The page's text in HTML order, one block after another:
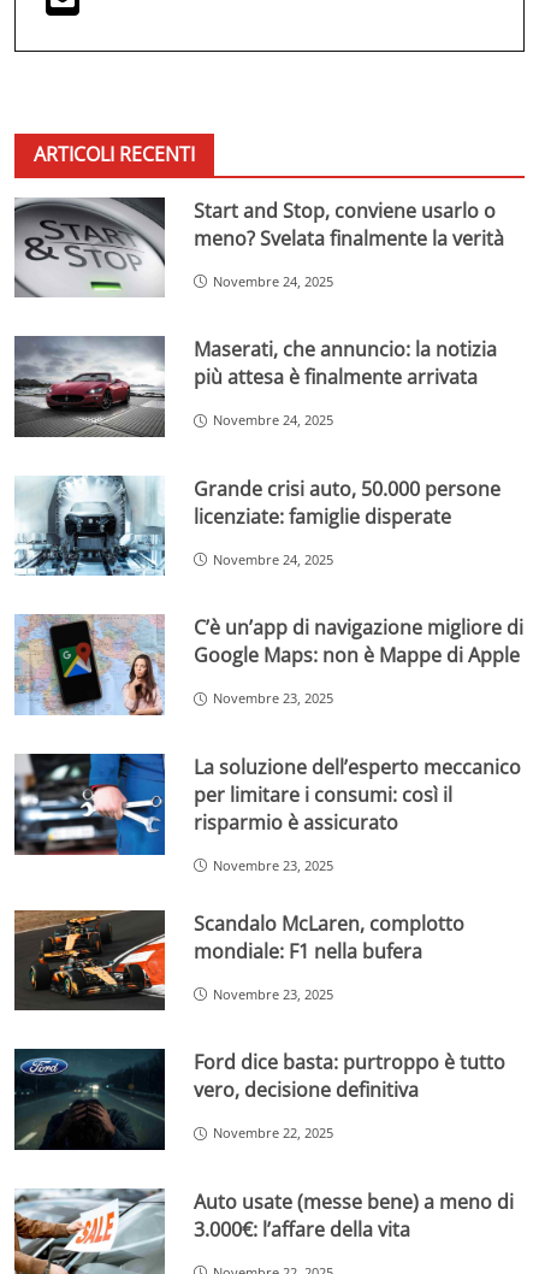
ARTICOLI RECENTI
Start and Stop, conviene usarlo o
meno? Svelata finalmente la verità
Novembre 24, 2025
Maserati, che annuncio: la notizia
più attesa è finalmente arrivata
Novembre 24, 2025
Grande crisi auto, 50.000 persone
licenziate: famiglie disperate
Novembre 24, 2025
C’è un’app di navigazione migliore di
Google Maps: non è Mappe di Apple
Novembre 23, 2025
La soluzione dell’esperto meccanico
per limitare i consumi: così il
risparmio è assicurato
Novembre 23, 2025
Scandalo McLaren, complotto
mondiale: F1 nella bufera
Novembre 23, 2025
Ford dice basta: purtroppo è tutto
vero, decisione definitiva
Novembre 22, 2025
Auto usate (messe bene) a meno di
3.000€: l’affare della vita